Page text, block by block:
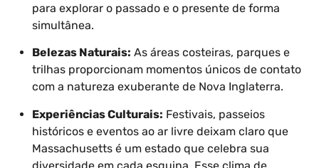
para explorar o passado e o presente de forma
simultânea.
Belezas Naturais: As áreas costeiras, parques e
trilhas proporcionam momentos únicos de contato
com a natureza exuberante de Nova Inglaterra.
Experiências Culturais: Festivais, passeios
históricos e eventos ao ar livre deixam claro que
Massachusetts é um estado que celebra sua
diversidade em cada esquina. Esse clima de